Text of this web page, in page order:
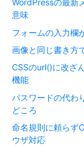
WordPressの最新
意味
フォームの入力欄
画像と同じ書き方
CSSのurl()に改ざ
機能
パスワードの代わ
どころ
命名規則に頼らず
ウザ対応